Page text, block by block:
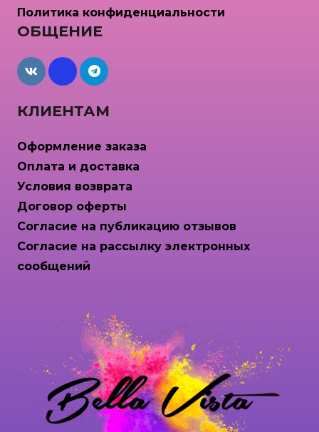
КЛИЕНТАМ
Оформление заказа
Оплата и доставка
Условия возврата
Договор оферты
Согласие на публикацию отзывов
Согласие на рассылку электронных
сообщений
ОБЩЕНИЕ
maxcdn
Политика конфиденциальности